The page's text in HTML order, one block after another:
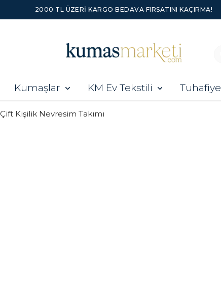
2000 TL ÜZERI KARGO BEDAVA FIRSATINI KAÇIRMA!
Kumaşlar KM Ev Tekstili Tuhafiye
Çift Kişilik Nevresim Takımı